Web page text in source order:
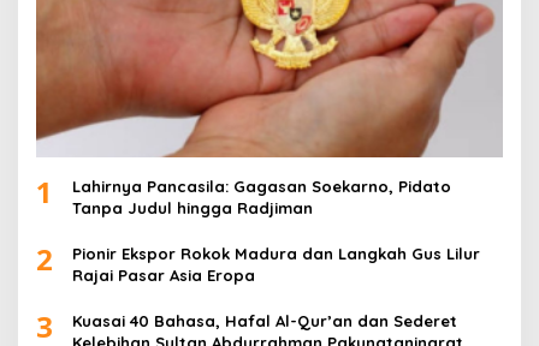
1
Lahirnya Pancasila: Gagasan Soekarno, Pidato
Tanpa Judul hingga Radjiman
2
Pionir Ekspor Rokok Madura dan Langkah Gus Lilur
Rajai Pasar Asia Eropa
3
Kuasai 40 Bahasa, Hafal Al-Qur’an dan Sederet